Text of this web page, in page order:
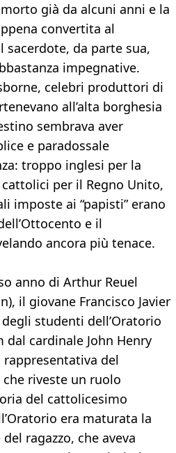
già da alcuni anni e la
convertita al
da parte sua,
impegnative.
celebri produttori di
all’alta borghesia
sembrava aver
e paradossale
troppo inglesi per la
per il Regno Unito,
imposte ai “papisti” erano
e il
ancora più tenace.
anno di Arthur Reuel
il giovane Francisco Javier
studenti dell’Oratorio
cardinale John Henry
del
riveste un ruolo
del cattolicesimo
era maturata la
ragazzo, che aveva